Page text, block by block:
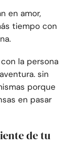
en amor,
tiempo con
la persona
sin
porque
en pasar
de tu